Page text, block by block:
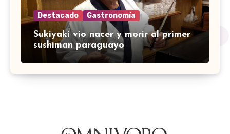
Destacado Gastronomía
Sukiyaki vio nacer y morir al primer
sushiman paraguayo